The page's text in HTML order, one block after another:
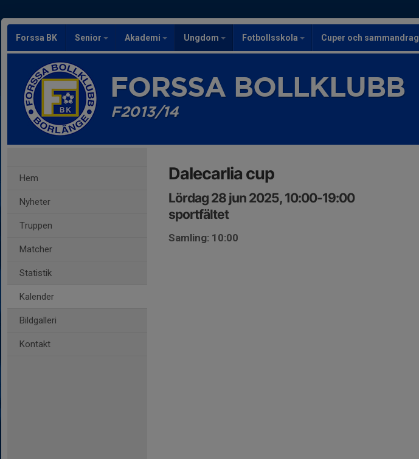
Forssa BK Senior Akademi Ungdom Fotbollsskola Cuper och sammandrag
FORSSA BOLLKLUBB
F2013/14
Hem
Nyheter
Truppen
Matcher
Statistik
Kalender
Bildgalleri
Kontakt
Dalecarlia cup
Lördag 28 jun 2025, 10:00-19:00
sportfältet
Samling: 10:00